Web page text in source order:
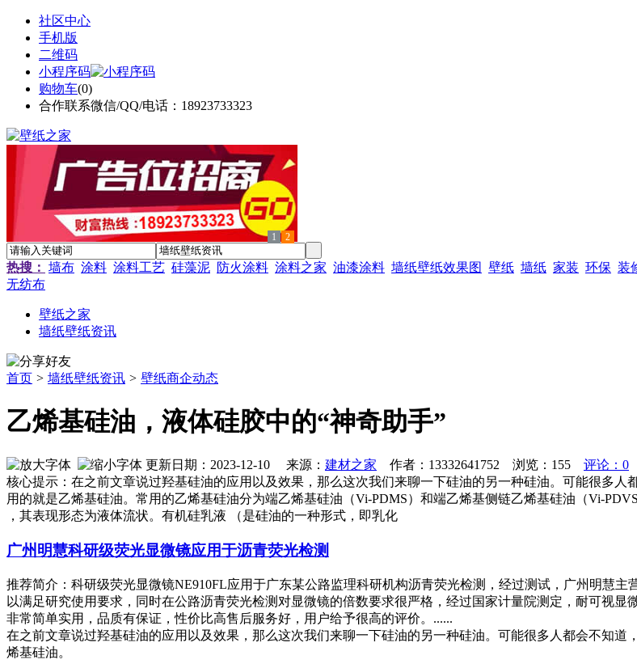
社区中心
手机版
二维码
小程序码
购物车(0)
合作联系微信/QQ/电话：18923733323
1 2
热搜： 墙布 涂料 涂料工艺 硅藻泥 防火涂料 涂料之家 油漆涂料 墙纸壁纸效果图 壁纸 墙纸 家装 环保 装
无纺布
壁纸之家
墙纸壁纸资讯
首页 > 墙纸壁纸资讯 > 壁纸商企动态
乙烯基硅油，液体硅胶中的“神奇助手”
更新日期：2023-12-10 来源： 建材之家 作者：13332641752 浏览： 155
评论：0
核心提示：在之前文章说过羟基硅油的应用以及效果，那么这次我们来聊一下硅油的另一种硅油。可能很多
用的就是乙烯基硅油。常用的乙烯基硅油分为端乙烯基硅油（Vi-PDMS）和端乙烯基侧链乙烯基硅油（Vi-
，其表现形态为液体流状。有机硅乳液 （是硅油的一种形式，即乳化
广州明慧科研级荧光显微镜应用于沥青荧光检测
推荐简介：科研级荧光显微镜NE910FL应用于广东某公路监理科研机构沥青荧光检测，经过测试，广州明慧
以满足研究使用要求，同时在公路沥青荧光检测对显微镜的倍数要求很严格，经过国家计量院测定，耐可视
非常简单实用，品质有保证，性价比高售后服务好，用户给予很高的评价。......
在之前文章说过羟基硅油的应用以及效果，那么这次我们来聊一下硅油的另一种硅油。可能很多人都会不知
烯基硅油。